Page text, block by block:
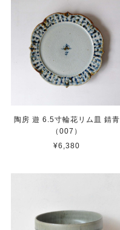
陶房 遊 6.5寸輪花リム皿 錆青
（007）
¥6,380